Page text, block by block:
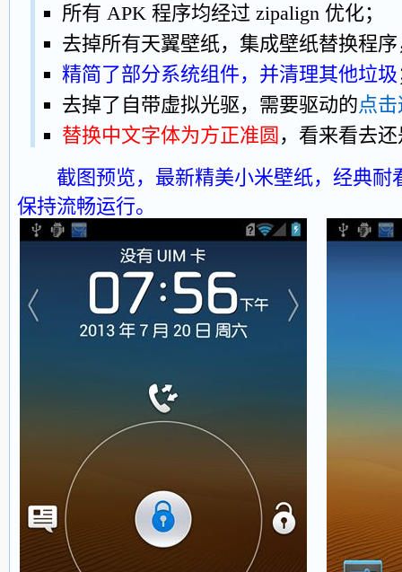
所有 APK 程序均经过 zipalign 优化；
去掉所有天翼壁纸，集成壁纸替换程
精简了部分系统组件，并清理其他垃圾
去掉了自带虚拟光驱，需要驱动的点
替换中文字体为方正准圆 ，看来看去
截图预览，最新精美小米壁纸，经典耐
保持流畅运行。